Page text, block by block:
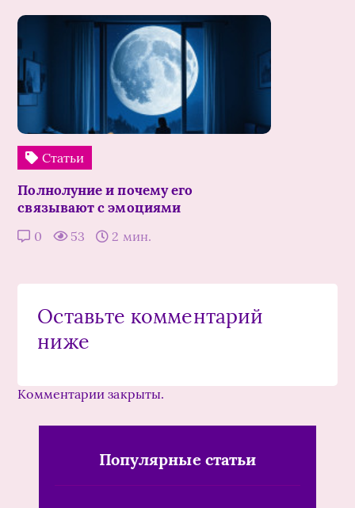
Статьи
Полнолуние и почему его
связывают с эмоциями
0 53 2 мин.
Оставьте комментарий
ниже
Комментарии закрыты.
Популярные статьи